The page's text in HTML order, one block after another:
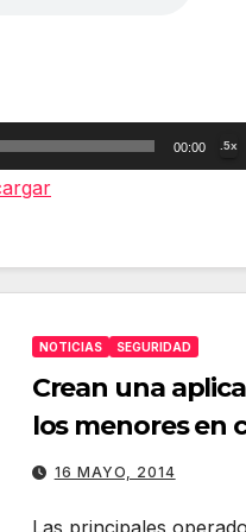
00:00 .5x
NOTICIAS SEGURIDAD
Crean una
los menores en
acoso
16 MAYO, 2014
Las principales